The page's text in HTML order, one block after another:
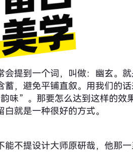
会提到一个词，叫做：幽玄。
蓄，避免平铺直叙。用我们的
味”。那要怎么达到这样的效
白就是一种很好的方式。
能不提设计大师原研哉，他那